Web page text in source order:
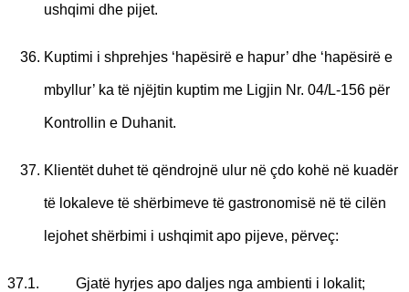
ushqimi dhe pijet.
Kuptimi i shprehjes ‘hapësirë e hapur’ dhe ‘hapësirë e
mbyllur’ ka të njëjtin kuptim me Ligjin Nr. 04/L-156 për
Kontrollin e Duhanit.
Klientët duhet të qëndrojnë ulur në çdo kohë në kuadër
të lokaleve të shërbimeve të gastronomisë në të cilën
lejohet shërbimi i ushqimit apo pijeve, përveç:
37.1. Gjatë hyrjes apo daljes nga ambienti i lokalit;